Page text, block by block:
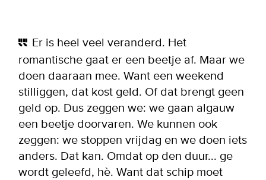
Er is heel veel veranderd. Het
romantische gaat er een beetje af. Maar we
doen daaraan mee. Want een weekend
stilliggen, dat kost geld. Of dat brengt geen
geld op. Dus zeggen we: we gaan algauw
een beetje doorvaren. We kunnen ook
zeggen: we stoppen vrijdag en we doen iets
anders. Dat kan. Omdat op den duur... ge
wordt geleefd, hè. Want dat schip moet